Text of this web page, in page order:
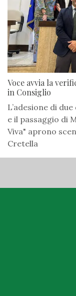
Voce avvia la
in Consiglio
L’adesione di
e il passaggio di
Viva" aprono
Cretella